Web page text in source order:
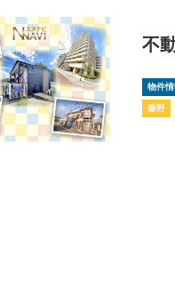
不
物件
秦野